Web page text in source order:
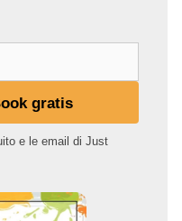
gratis
e le email di Just